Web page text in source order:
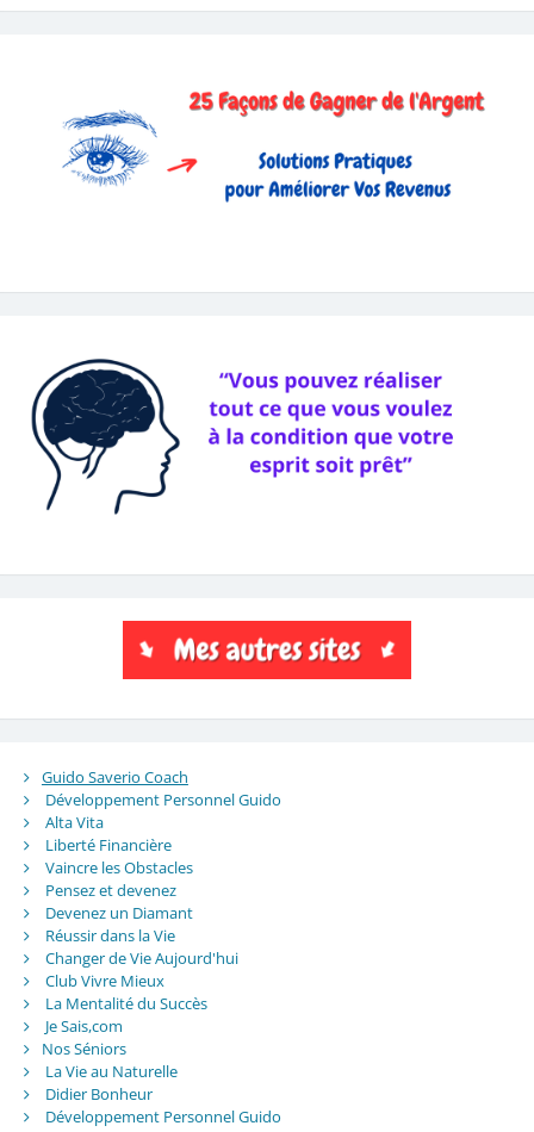
Guido Saverio Coach
Développement Personnel Guido
Alta Vita
Liberté Financière
Vaincre les Obstacles
Pensez et devenez
Devenez un Diamant
Réussir dans la Vie
Changer de Vie Aujourd'hui
Club Vivre Mieux
La Mentalité du Succès
Je Sais,com
Nos Séniors
La Vie au Naturelle
Didier Bonheur
Développement Personnel Guido